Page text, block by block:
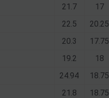
21.7 17
22.5 20.25
20.3 17.75
19.2 18
24.94 18.75
21.8 18.75